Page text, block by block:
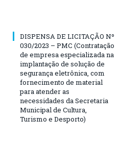
DISPENSA DE LICITAÇÃO Nº
030/2023 – PMC (Contratação
de empresa especializada na
implantação de solução de
segurança eletrônica, com
fornecimento de material
para atender as
necessidades da Secretaria
Municipal de Cultura,
Turismo e Desporto)